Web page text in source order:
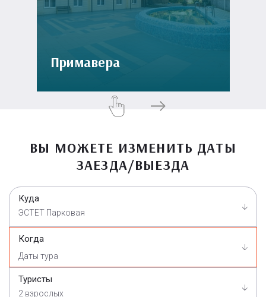
Примавера
ВЫ МОЖЕТЕ ИЗМЕНИТЬ ДАТЫ
ЗАЕЗДА/ВЫЕЗДА
Куда
ЭСТЕТ Парковая
Когда
Туристы
2 взрослых